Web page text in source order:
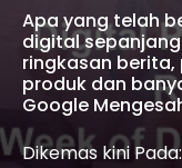
Apa yang telah
digital
ringkasan
produk dan
Google
Dikemas kini